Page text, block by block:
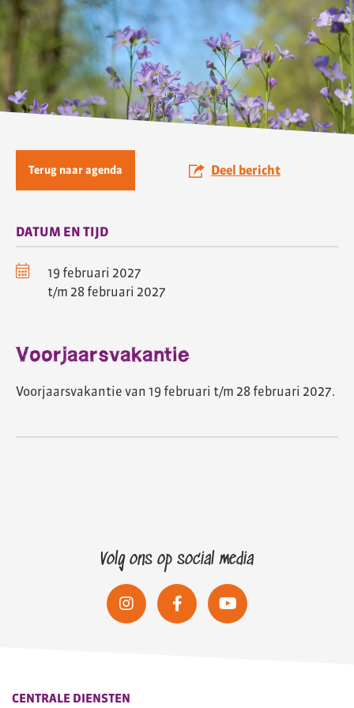
Terug naar agenda Deel bericht
Voorjaarsvakantie
Voorjaarsvakantie van 19 februari t/m 28 februari 2027.
DATUM EN TIJD
19 februari 2027
t/m 28 februari 2027
Volg ons op social media
CENTRALE DIENSTEN